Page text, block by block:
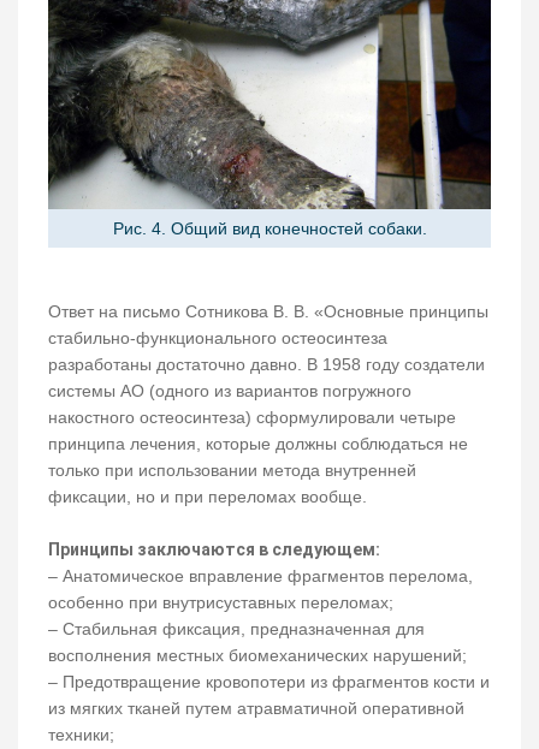
Рис. 4. Общий вид конечностей собаки.
Ответ на письмо Сотникова В. В. «Основные принципы
стабильно-функционального остеосинтеза
разработаны достаточно давно. В 1958 году создатели
системы АО (одного из вариантов погружного
накостного остеосинтеза) сформулировали четыре
принципа лечения, которые должны соблюдаться не
только при использовании метода внутренней
фиксации, но и при переломах вообще.
Принципы заключаются в следующем:
– Анатомическое вправление фрагментов перелома,
особенно при внутрисуставных переломах;
– Стабильная фиксация, предназначенная для
восполнения местных биомеханических нарушений;
– Предотвращение кровопотери из фрагментов кости и
из мягких тканей путем атравматичной оперативной
техники;